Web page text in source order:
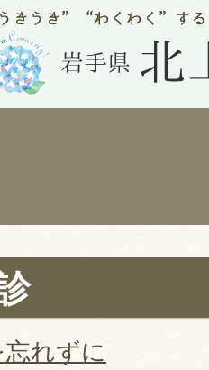
れずに